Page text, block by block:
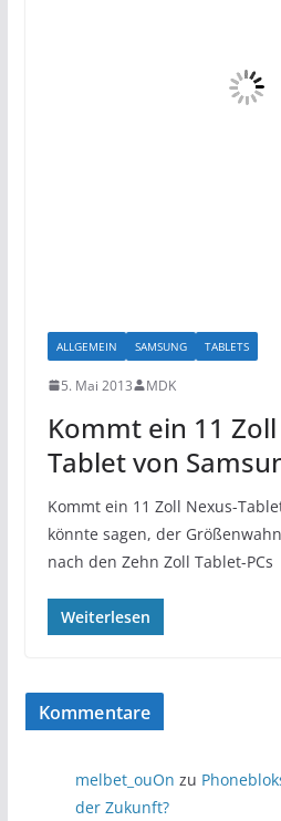
ALLGEMEIN SAMSUNG TABLETS
5. Mai 2013 MDK
Kommt ein 11
Tablet von
Kommt ein 11 Zoll Nexus-
könnte sagen, der
nach den Zehn Zoll Tablet-PCs
Weiterlesen
Kommentare
melbet_ouOn zu
der Zukunft?